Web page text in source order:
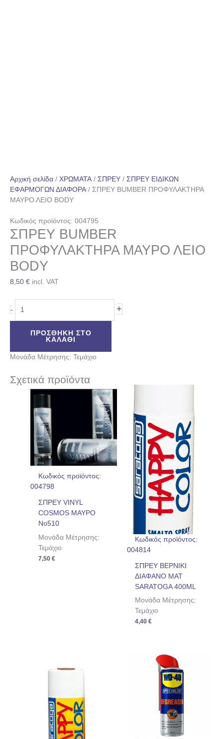
Αρχική σελίδα / ΧΡΩΜΑΤΑ / ΣΠΡΕΥ / ΣΠΡΕΥ ΕΙΔΙΚΩΝ
ΕΦΑΡΜΟΓΩΝ ΔΙΑΦΟΡΑ / ΣΠΡΕΥ BUMBER ΠΡΟΦΥΛΑΚΤΗΡΑ
ΜΑΥΡΟ ΛΕΙΟ BODY
Κωδικός προϊόντος: 004795
ΣΠΡΕΥ BUMBER
ΠΡΟΦΥΛΑΚΤΗΡΑ ΜΑΥΡΟ ΛΕΙΟ
BODY
8,50 € incl. VAT
- +
ΠΡΟΣΘΉΚΗ ΣΤΟ
ΚΑΛΆΘΙ
Μονάδα Μέτρησης: Τεμάχιο
Σχετικά προϊόντα
Κωδικός προϊόντος:
004798
ΣΠΡΕΥ VINYL
COSMOS ΜΑΥΡΟ
No510
Μονάδα Μέτρησης:
Τεμάχιο
7,50€
Κωδικός προϊόντος:
004814
ΣΠΡΕΥ ΒΕΡΝΙΚΙ
ΔΙΑΦΑΝΟ ΜΑΤ
SARATOGA 400ML
Μονάδα Μέτρησης:
Τεμάχιο
4,40 €